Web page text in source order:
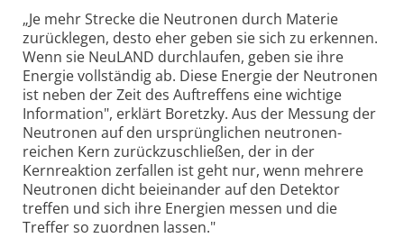
„Je mehr Strecke die Neutronen durch Materie
zurücklegen, desto eher geben sie sich zu erkennen.
Wenn sie NeuLAND durchlaufen, geben sie ihre
Energie vollständig ab. Diese Energie der Neutronen
ist neben der Zeit des Auftreffens eine wichtige
Information", erklärt Boretzky. Aus der Messung der
Neutronen auf den ursprünglichen neutronen­
reichen Kern zurückzu­schließen, der in der
Kernreaktion zerfallen ist geht nur, wenn mehrere
Neutronen dicht beieinander auf den Detektor
treffen und sich ihre Energien messen und die
Treffer so zuordnen lassen."